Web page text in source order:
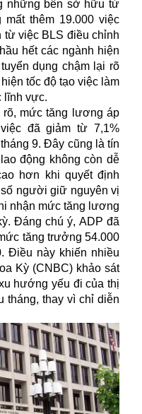
những bên sở hữu từ
thêm 19.000 việc
từ việc BLS điều chỉnh
hết các ngành hiện
dụng chậm lại rõ
tốc độ tạo việc làm
lĩnh vực.
rõ, mức tăng lương áp
đã giảm từ 7,1%
9. Đây cũng là tín
động không còn dễ
hơn khi quyết định
người giữ nguyên vị
nhận mức tăng lương
Đáng chú ý, ADP đã
tăng trưởng 54.000
Điều này khiến nhiều
Kỳ (CNBC) khảo sát
hướng yếu đi của thị
tháng, thay vì chỉ diễn